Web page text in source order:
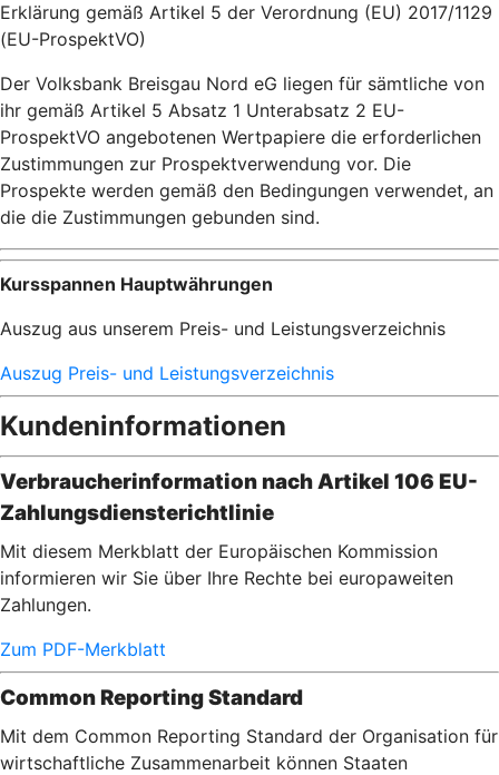
Erklärung gemäß Artikel 5 der Verordnung (EU) 2017/1129
(EU-ProspektVO)
Der Volksbank Breisgau Nord eG liegen für sämtliche von
ihr gemäß Artikel 5 Absatz 1 Unterabsatz 2 EU-
ProspektVO angebotenen Wertpapiere die erforderlichen
Zustimmungen zur Prospektverwendung vor. Die
Prospekte werden gemäß den Bedingungen verwendet, an
die die Zustimmungen gebunden sind.
Kursspannen Hauptwährungen
Auszug aus unserem Preis- und Leistungsverzeichnis
Auszug Preis- und Leistungsverzeichnis
Kundeninformationen
Verbraucherinformation nach Artikel 106 EU-
Zahlungsdiensterichtlinie
Mit diesem Merkblatt der Europäischen Kommission
informieren wir Sie über Ihre Rechte bei europaweiten
Zahlungen.
Zum PDF-Merkblatt
Common Reporting Standard
Mit dem Common Reporting Standard der Organisation für
wirtschaftliche Zusammenarbeit können Staaten